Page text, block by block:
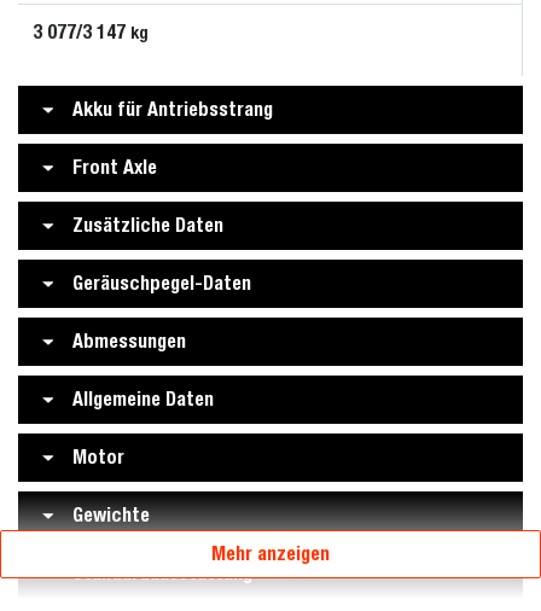
3 077/3 147 kg
Akku für Antriebsstrang
Front Axle
Zusätzliche Daten
Geräuschpegel-Daten
Abmessungen
Allgemeine Daten
Motor
Gewichte
Standardausstattung
Mehr anzeigen